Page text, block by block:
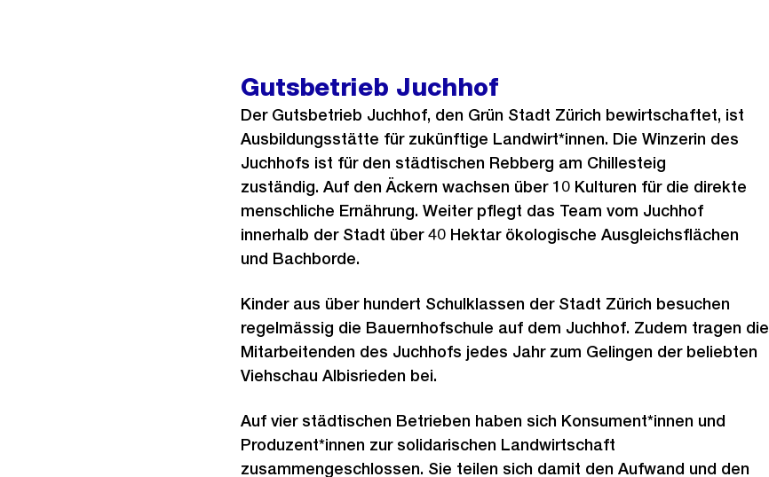
Gutsbetrieb Juchhof
Der Gutsbetrieb Juchhof, den Grün Stadt Zürich bewirtschaftet, ist
Ausbildungsstätte für zukünftige Landwirt*innen. Die Winzerin des
Juchhofs ist für den städtischen Rebberg am Chillesteig
zuständig. Auf den Äckern wachsen über 10 Kulturen für die direkte
menschliche Ernährung. Weiter pflegt das Team vom Juchhof
innerhalb der Stadt über 40 Hektar ökologische Ausgleichsflächen
und Bachborde.
Kinder aus über hundert Schulklassen der Stadt Zürich besuchen
regelmässig die Bauernhofschule auf dem Juchhof. Zudem tragen die
Mitarbeitenden des Juchhofs jedes Jahr zum Gelingen der beliebten
Viehschau Albisrieden bei.
Auf vier städtischen Betrieben haben sich Konsument*innen und
Produzent*innen zur solidarischen Landwirtschaft
zusammengeschlossen. Sie teilen sich damit den Aufwand und den